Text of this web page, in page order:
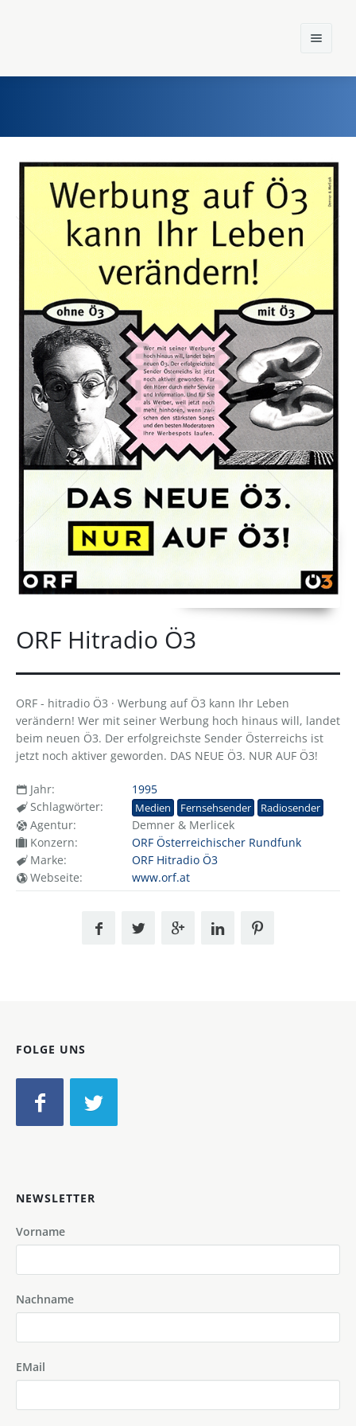
Einst und Heute
Marken
Konzerne
ORF Hitradio Ö3
ORF - hitradio Ö3 · Werbung auf Ö3 kann Ihr Leben
verändern! Wer mit seiner Werbung hoch hinaus will, landet
beim neuen Ö3. Der erfolgreichste Sender Österreichs ist
jetzt noch aktiver geworden. DAS NEUE Ö3. NUR AUF Ö3!
Jahr:
1995
Schlagwörter:
Medien Fernsehsender Radiosender
Agentur:
Demner & Merlicek
Konzern:
ORF Österreichischer Rundfunk
Marke:
ORF Hitradio Ö3
Webseite:
www.orf.at
FOLGE UNS
NEWSLETTER
Vorname
Nachname
EMail